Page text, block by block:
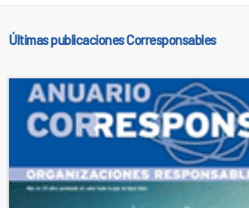
Últimas publicaciones Corresponsables